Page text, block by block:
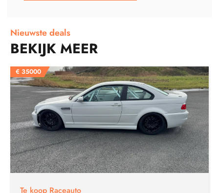
Nieuwste deals
BEKIJK MEER
€ 35000
Te koop Raceauto